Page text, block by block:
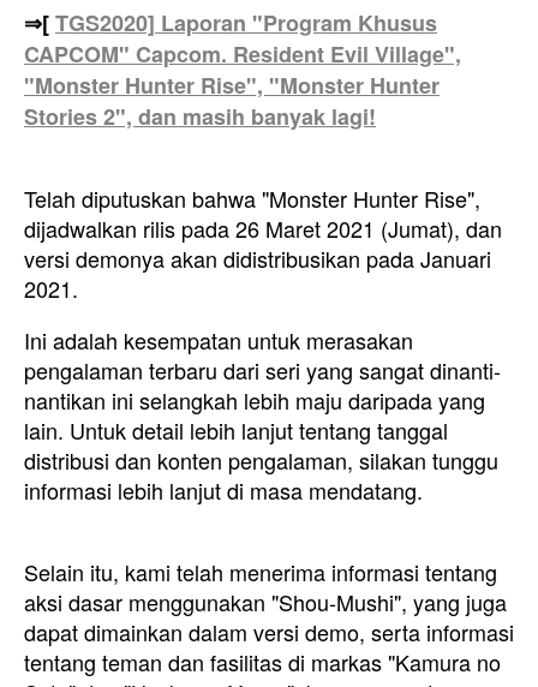
⇒[TGS2020] Laporan "Program Khusus
CAPCOM" Capcom. Resident Evil Village",
"Monster Hunter Rise", "Monster Hunter
Stories 2", dan masih banyak lagi!
Telah diputuskan bahwa "Monster Hunter Rise",
dijadwalkan rilis pada 26 Maret 2021 (Jumat), dan
versi demonya akan didistribusikan pada Januari
2021.
Ini adalah kesempatan untuk merasakan
pengalaman terbaru dari seri yang sangat dinanti-
nantikan ini selangkah lebih maju daripada yang
lain. Untuk detail lebih lanjut tentang tanggal
distribusi dan konten pengalaman, silakan tunggu
informasi lebih lanjut di masa mendatang.
Selain itu, kami telah menerima informasi tentang
aksi dasar menggunakan "Shou-Mushi", yang juga
dapat dimainkan dalam versi demo, serta informasi
tentang teman dan fasilitas di markas "Kamura no